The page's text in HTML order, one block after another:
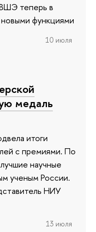
теперь в
функциями
10 июля
медаль
итоги
с премиями. По
научные
ученым России.
НИУ
13 июля